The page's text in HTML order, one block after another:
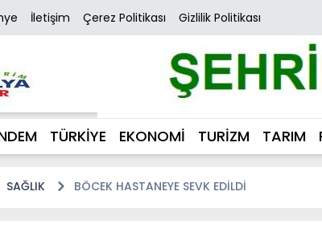
İletişim Çerez Politikası Gizlilik Politikası
TÜRKİYE EKONOMİ TURİZM TARIM
SAĞLIK BÖCEK HASTANEYE SEVK EDİLDİ